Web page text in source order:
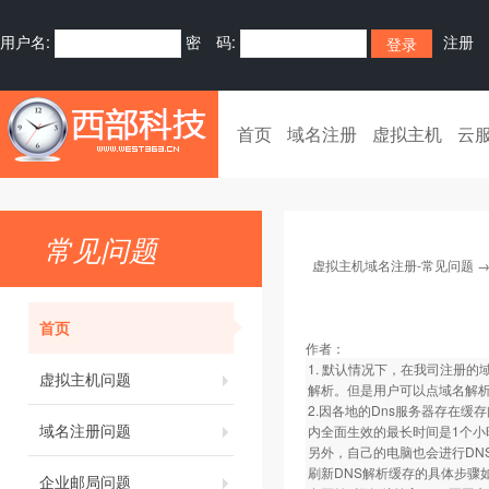
用户名: 密 码: 注册
首页 域名注册 虚拟主机 云
常见问题
首页
虚拟主机问题
域名注册问题
企业邮局问题
虚拟主机域名注册-常见问题
作者：
1. 默认情况下，在我司注册的
解析。但是用户可以点域名解
2.因各地的Dns服务器存在缓
内全面生效的最长时间是1个
另外，自己的电脑也会进行
刷新DNS解析缓存的具体步骤